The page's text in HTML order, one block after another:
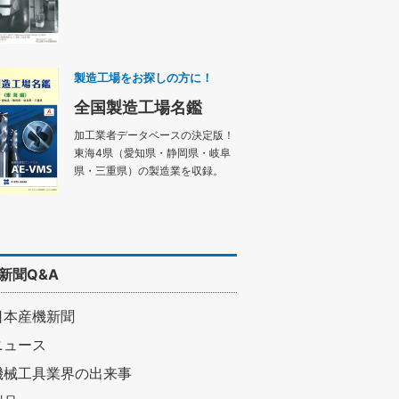
製造工場をお探しの方に！
全国製造工場名鑑
加工業者データベースの決定版！
東海4県（愛知県・静岡県・岐阜
県・三重県）の製造業を収録。
聞Q&A
本産機新聞
ュース
械工具業界の出来事